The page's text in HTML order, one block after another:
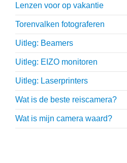
Lenzen voor op vakantie
Torenvalken fotograferen
Uitleg: Beamers
Uitleg: EIZO monitoren
Uitleg: Laserprinters
Wat is de beste reiscamera?
Wat is mijn camera waard?